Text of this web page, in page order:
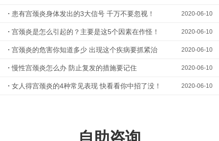
· 患有宫颈炎身体发出的3大信号 千万不要忽视！ 2020-06-10
· 宫颈炎是怎么引起的？主要是这5个因素在作怪！ 2020-06-10
· 宫颈炎的危害你知道多少 出现这个疾病要抓紧治
疗
2020-06-10
· 慢性宫颈炎怎么办 防止复发的措施要记住 2020-06-10
· 女人得宫颈炎的4种常见表现 快看看你中招了没！ 2020-06-10
自助咨询